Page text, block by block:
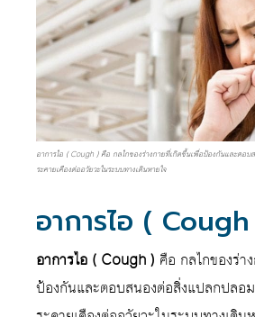
อาการไอ ( Cough ) คือ กลไกของร่างกายที่เกิดขึ้นเพื่อป้องกันและตอ
ระคายเคืองต่ออวัยวะในระบบทางเดินหายใจ
อาการไอ (
อาการไอ ( Cough ) คือ กลไกของร่า
ป้องกันและตอบสนองต่อสิ่งแปลกปลอ